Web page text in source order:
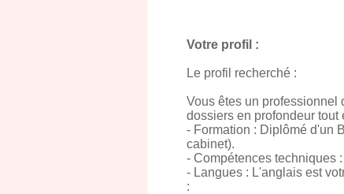
Votre profil :
Le profil recherché :
Vous êtes un professionnel
dossiers en profondeur tout
- Formation : Diplômé d'un
cabinet).
- Compétences techniques
- Langues : L'anglais est
: